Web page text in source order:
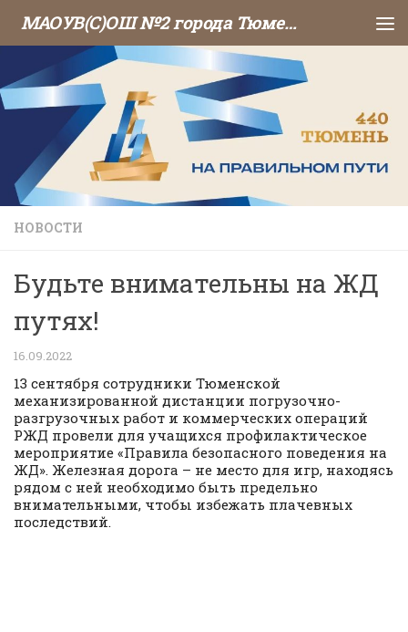
Перейти к содержимому МАОУВ(С)ОШ №2 города Тюмени
НОВОСТИ
Будьте внимательны на ЖД
путях!
16.09.2022
13 сентября сотрудники Тюменской
механизированной дистанции погрузочно-
разгрузочных работ и коммерческих операций
РЖД провели для учащихся профилактическое
мероприятие «Правила безопасного поведения на
ЖД». Железная дорога – не место для игр, находясь
рядом с ней необходимо быть предельно
внимательными, чтобы избежать плачевных
последствий.